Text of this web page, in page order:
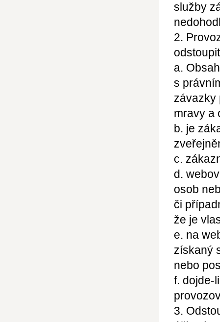
služby
2.
a.
s
závazky
mravy a
b. je
c.
d.
osob
či
že je
e. na
získaný
nebo
f. dojde-
3.